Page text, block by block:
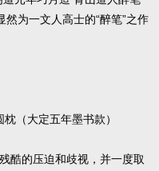
为一文人高士的“醉笔”之作
（大定五年墨书款）
的压迫和歧视，并一度取